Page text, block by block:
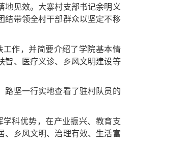
地见效。 大寨村支部书记余明义
结带领全村干部群众以坚定不移
作，并简要介绍了学院基本情
智、医疗义诊、乡风文明建设等
路坚一行实地查看了驻村队员的
学科优势，在产业振兴、 教育支
、乡风文明、治理有效、生活富